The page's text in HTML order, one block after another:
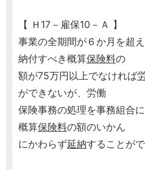
【 Ｈ17－雇保10－Ａ 】
事業の全期間が６か月を超
納付すべき概算保険料の
額が75万円以上でなければ
ができないが、労働
保険事務の処理を事務組合
概算保険料の額のいかん
にかわらず延納することがで